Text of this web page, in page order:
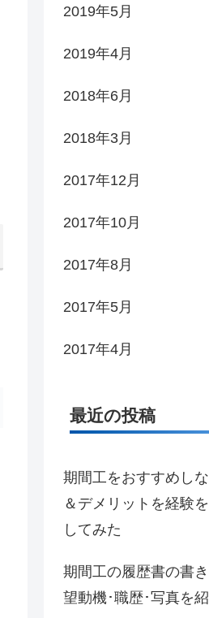
2019年5月
2019年4月
2018年6月
2018年3月
2017年12月
2017年10月
2017年8月
2017年5月
2017年4月
最近の投稿
期間工をおすすめし
＆デメリットを経験
してみた
期間工の履歴書の書
望動機･職歴･写真を